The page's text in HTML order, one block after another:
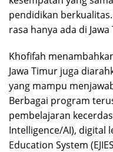
pendidikan
rasa hanya ada di
Khofifah
Jawa Timur juga
yang mampu
Berbagai program
pembelajaran
Intelligence/AI), digital
Education System